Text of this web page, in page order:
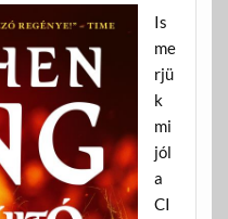
Is
me
rjü
k
mi
jól
a
CI